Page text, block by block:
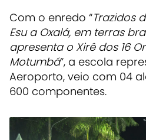
Com o enredo “Trazidos
Esu a Oxalá, em terras
apresenta o Xirê dos 16
Motumbá”, a escola
Aeroporto, veio com 04
600 componentes.